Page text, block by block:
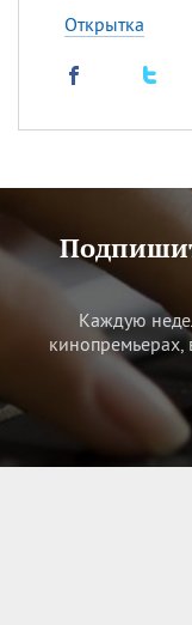
Открытка
Каждую
кинопремьерах,